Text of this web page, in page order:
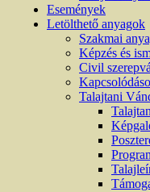
Események
Letölthető anyagok
Szakmai
Képzés és
Civil
Talajtani